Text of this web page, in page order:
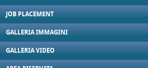
JOB PLACEMENT
GALLERIA IMMAGINI
GALLERIA VIDEO